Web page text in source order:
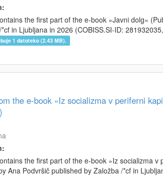
the first part of the e-book »Javni dolg«
in Ljubljana in 2026 (COBISS.SI-ID:
1 datoteko (2.43 MB).
the e-book »Iz socializma v periferni
the first part of the e-book »Iz socializma
Ana Podvršič published by Založba /*cf in